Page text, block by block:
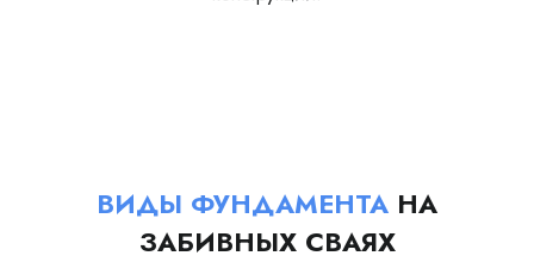
ВИДЫ ФУНДАМЕНТА НА
ЗАБИВНЫХ СВАЯХ